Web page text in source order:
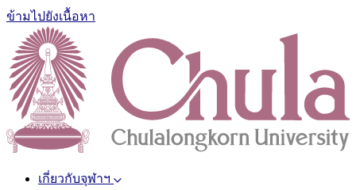
ข้ามไปยังเนื้อหา
เกี่ยวกับจุฬาฯ